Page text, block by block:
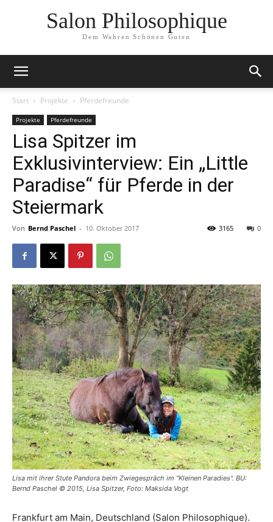
Salon Philosophique
Dem Wahren Schönen Guten
Start Projekte Pferdefreunde
Projekte Pferdefreunde
Lisa Spitzer im
Exklusivinterview: Ein „Little
Paradise“ für Pferde in der
Steiermark
Von Bernd Paschel - 10. Oktober 2017 0
3165
Lisa mit ihrer Stute Pandora beim Zwiegespräch im "Kleinen Paradies". BU:
Bernd Paschel © 2015, Lisa Spitzer, Foto: Maksida Vogt
Frankfurt am Main, Deutschland (Salon Philosophique).